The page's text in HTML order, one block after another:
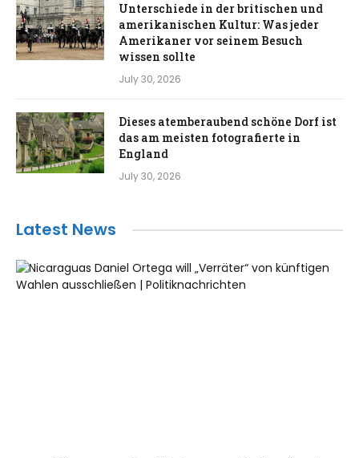
Unterschiede in der britischen und
amerikanischen Kultur: Was jeder
Amerikaner vor seinem Besuch
wissen sollte
July 30, 2026
Dieses atemberaubend schöne Dorf ist
das am meisten fotografierte in
England
July 30, 2026
Latest News